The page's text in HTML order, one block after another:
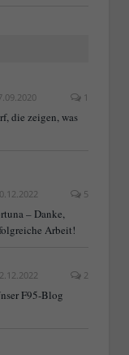
1
die zeigen, was
5
– Danke,
Arbeit!
2
F95-Blog